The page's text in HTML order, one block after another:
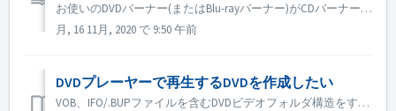
お使いのDVDバーナー(またはBlu-rayバーナー)がCDバーナーとして検出された場合は、こちらの記事を参考にしてください。 https://nerosupport.freshdesk.com/en/support/solutions/articles/44001697315-blu-ray-dvd-bur...
月, 16 11月, 2020 で 9:50 午前
DVDプレーヤーで再生するDVDを作成したい
VOB、IFO/.BUPファイルを含むDVDビデオフォルダ構造をすでに持っている場合は、Nero BurningROMを使用してDVDに書き込むことができます。 1. 新しいコンピレーションを作成します。DVD-> DVD-Videoを選択してください。 2. 準備したフォルダ構造からすべてのVOB、...